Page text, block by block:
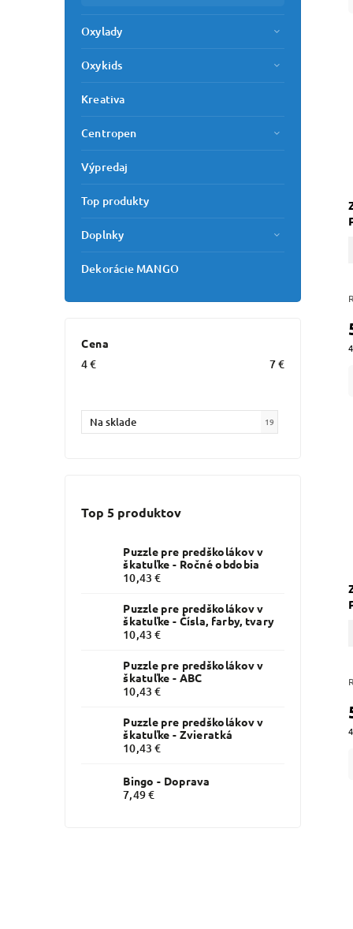
Oxylady
Oxykids
Kreativa
Centropen
Výpredaj
Top produkty
Doplnky
Dekorácie MANGO
Cena
4€ 7€
Na sklade 19
Top 5 produktov
Puzzle pre predškolákov v
škatuľke - Ročné obdobia
10,43 €
Puzzle pre predškolákov v
škatuľke - Čísla, farby, tvary
10,43 €
Puzzle pre predškolákov v
škatuľke - ABC
10,43 €
Puzzle pre predškolákov v
škatuľke - Zvieratká
10,43 €
Bingo - Doprava
7,49 €